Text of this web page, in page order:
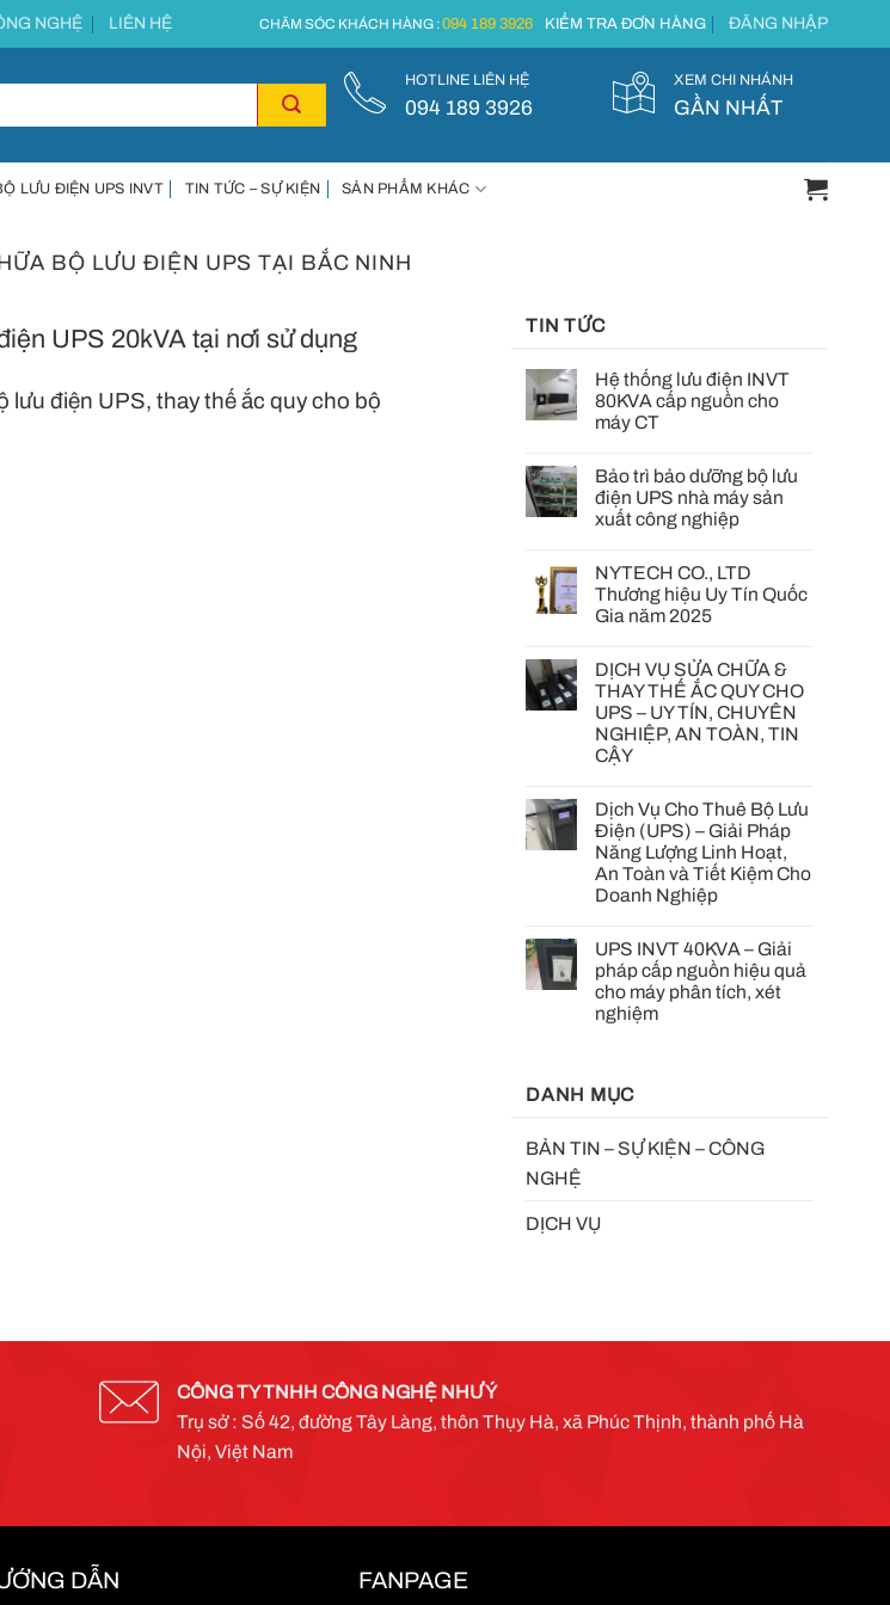
NGHỆ LIÊN HỆ CHĂM SÓC KHÁCH HÀNG :094 189 3926 KIỂM TRA ĐƠN HÀNG ĐĂNG NHẬP
HOTLINE LIÊN HỆ
094 189 3926
XEM CHI NHÁNH
GẦN NHẤT
LƯU ĐIỆN UPS INVT TIN TỨC – SỰ KIỆN SẢN PHẨM KHÁC
BỘ LƯU ĐIỆN UPS TẠI BẮC NINH
UPS 20kVA tại nơi sử dụng
lưu điện UPS, thay thế ắc quy cho bộ
TIN TỨC
Hệ thống lưu điện INVT
80KVA cấp nguồn cho
máy CT
Bảo trì bảo dưỡng bộ lưu
điện UPS nhà máy sản
xuất công nghiệp
NYTECH CO., LTD
Thương hiệu Uy Tín Quốc
Gia năm 2025
DỊCH VỤ SỬA CHỮA &
THAY THẾ ẮC QUY CHO
UPS – UY TÍN, CHUYÊN
NGHIỆP, AN TOÀN, TIN
CẬY
Dịch Vụ Cho Thuê Bộ Lưu
Điện (UPS) – Giải Pháp
Năng Lượng Linh Hoạt,
An Toàn và Tiết Kiệm Cho
Doanh Nghiệp
UPS INVT 40KVA – Giải
pháp cấp nguồn hiệu quả
cho máy phân tích, xét
nghiệm
DANH MỤC
BẢN TIN – SỰ KIỆN – CÔNG
NGHỆ
DỊCH VỤ
CÔNG TY TNHH CÔNG NGHỆ NHƯ Ý
Trụ sở : Số 42, đường Tây Làng, thôn Thụy Hà, xã Phúc Thịnh, thành phố Hà
Nội, Việt Nam
DẪN FANPAGE